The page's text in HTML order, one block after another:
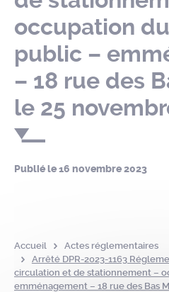
occupation
public –
– 18 rue des
le 25
Publié le16 novembre 2023
Accueil
Actes réglementaires
Arrêté DPR-2023-1163
circulation et de stationnement –
emménagement – 18 rue des Bas